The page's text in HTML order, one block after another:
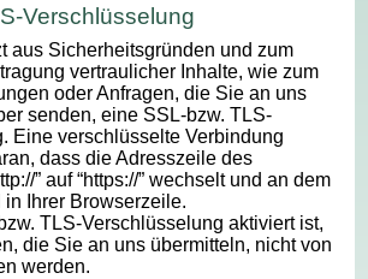
Verschlüsselung
aus Sicherheitsgründen und zum
vertraulicher Inhalte, wie zum
oder Anfragen, die Sie an uns
senden, eine SSL-bzw. TLS-
Eine verschlüsselte Verbindung
dass die Adresszeile des
” auf “https://” wechselt und an dem
Ihrer Browserzeile.
TLS-Verschlüsselung aktiviert ist,
die Sie an uns übermitteln, nicht von
werden.